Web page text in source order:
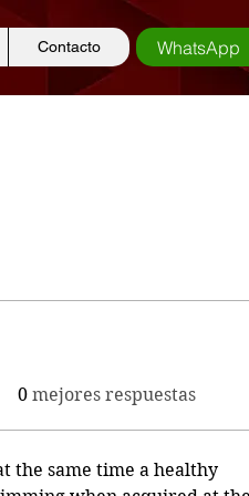
Contacto WhatsApp
0 mejores respuestas
the same time a healthy